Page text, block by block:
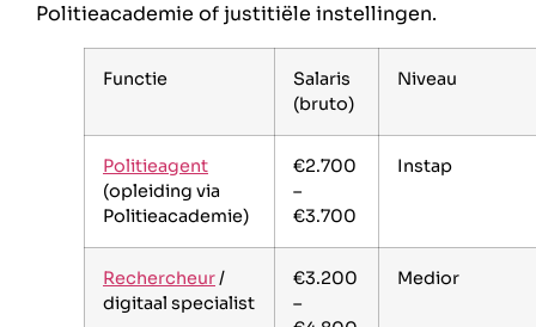
Politieacademie of justitiële instellingen.
Functie
Salaris
(bruto)
Niveau
Politieagent
(opleiding via
Politieacademie)
€2.700
–
€3.700
Instap
Rechercheur/
digitaal specialist
€3.200
–
Medior